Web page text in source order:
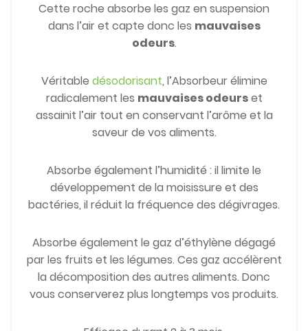
Cette roche absorbe les gaz en suspension
dans l’air et capte donc les mauvaises
odeurs.
Véritable désodorisant, l’Absorbeur élimine
radicalement les mauvaises odeurset
assainit l’air tout en conservant l’arôme et la
saveur de vos aliments.
Absorbe également l’humidité : il limite le
développement de la moisissure et des
bactéries, il réduit la fréquence des dégivrages.
Absorbe également le gaz d’éthylène dégagé
par les fruits et les légumes. Ces gaz accélèrent
la décomposition des autres aliments. Donc
vous conserverez plus longtemps vos produits.